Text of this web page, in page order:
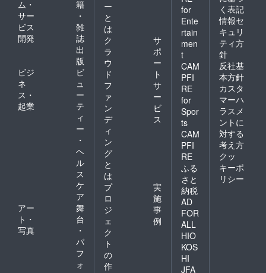
号は使
用でき
ませ
ん。 備
考欄に
ニック
ネーム
などの
記載が
ない場
合・6文
字以上
の記載
がある
場合・
特殊文
字、記
号で表
示でき
ない場
す。
グッズ
の詳細
は当日
までに
別途お
知らせ
させて
いただ
きま
す。 ⑥
生誕限
定オリ
ジナル
ネーム
プレー
ト リ
ターン
品の郵
送と一
ム・
サー
ビス
開発
籍
・
雑
誌
出
版
ビジ
ネ
ス・
起業
ビ
ュ
ー
テ
ィ
ー
・
ヘ
ル
ス
ケ
ア
アー
ト・
写真
舞
台
・
パ
フ
ォ
ー
と
は
ク
ラ
ウ
ド
フ
ァ
ン
デ
ィ
ン
グ
と
は
サ
ポ
ー
ト
サ
ー
ビ
ス
プ
ロ
ジ
ェ
ク
ト
の
作
実
施
事
例
for
Ente
rtain
men
t
CAM
PFI
RE
for
Spor
ts
CAM
PFI
RE
ふる
さと
納税
AD
FOR
ALL
HIO
KOS
HI
JFA
く表記
情報セ
キュリ
ティ方
針
反社基
本方針
カスタ
マーハ
ラスメ
ントに
対する
考え方
クッ
キーポ
リシー